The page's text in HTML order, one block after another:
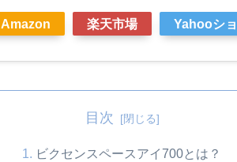
Amazon 楽天市場 Yahooシ
目次
ビクセンスペースアイ700とは？